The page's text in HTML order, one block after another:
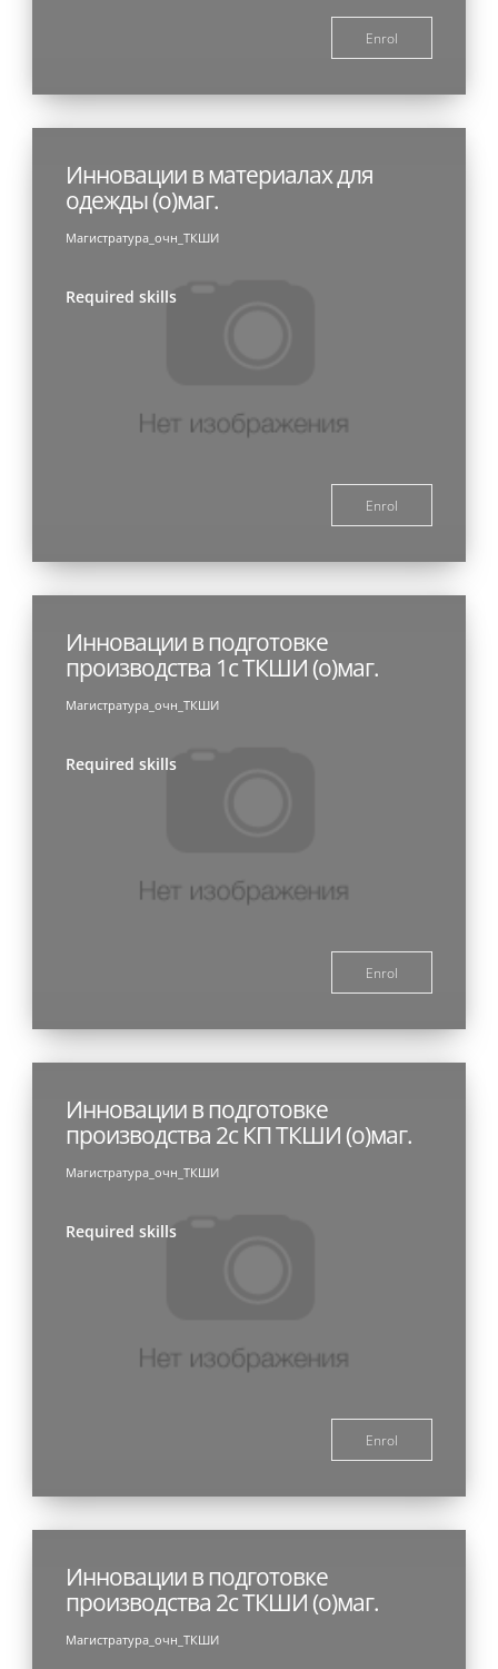
Enrol
Инновации в материалах для
одежды (о)маг.
Магистратура_очн_ТКШИ
Required skills
Enrol
Инновации в подготовке
производства 1с ТКШИ (о)маг.
Магистратура_очн_ТКШИ
Required skills
Enrol
Инновации в подготовке
производства 2с КП ТКШИ (о)маг.
Магистратура_очн_ТКШИ
Required skills
Enrol
Инновации в подготовке
производства 2с ТКШИ (о)маг.
Магистратура_очн_ТКШИ